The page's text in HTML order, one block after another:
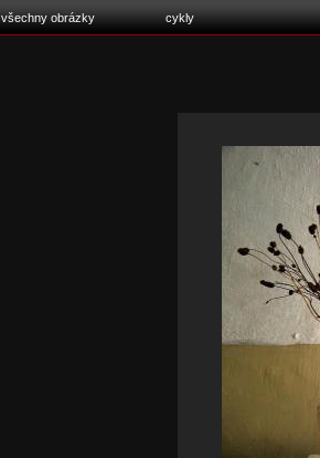
všechny obrázky cykly